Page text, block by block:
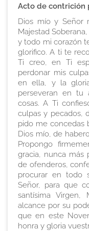
Acto de contrición
Dios mío y Señor
Majestad
y todo mi corazón
glorifico. A ti te
Ti creo, en Ti
perdonar mis
en ella, y la
perseveran en tu
cosas. A Ti
culpas y pecados,
pido me concedas
Dios mío, de
Propongo
gracia, nunca más
de ofenderos,
procurar en todo
Señor, para que
santísima
alcance por su
que en este
honra y gloria